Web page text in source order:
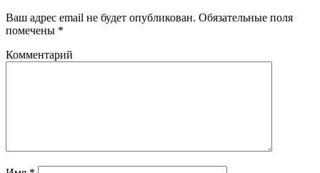
Ваш адрес email не будет опубликован. Обязательные поля
помечены *
Комментарий